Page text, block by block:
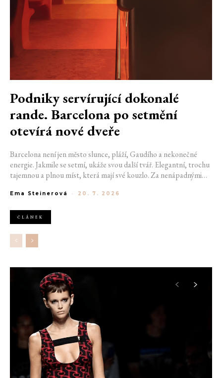
Podniky servírující dokonalé
rande. Barcelona po setmění
otevírá nové dveře
Barcelona není jen město slunce, pláží, Gaudího a nekonečné
energie. Jakmile se setmí, ukáže svou další tvář. Elegantní, trochu
tajemnou a plnou míst, která mají své kouzlo. Za nenápadnými
správná hudba. Pokud hledáte místo na rande, na které budete
mohou pomoct začít psát váš výjimečný příběh. Pokud jste si ještě
nevybrali, kam vyrazit se svou drahou polovičkou, nastává
nejvyšší čas vybrat ten pravý podnik.
Ema Steinerová - 20. 7. 2026
ČLÁNEK